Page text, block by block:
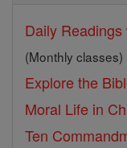
Daily
(Monthly classes)
Explore the
Moral Life in
Ten